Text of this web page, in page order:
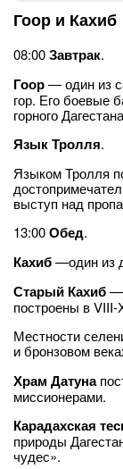
Гоор и Кахиб
08:00Завтрак.
Гоор— один из
гор. Его боевые
горного
Язык Тролля.
Языком Тролля
выступ над
13:00Обед.
Кахиб—один из
Старый Кахиб—
построены в VIII-
Местности
и бронзовом
Храм Датуна
миссионерами.
Карадахская
природы
чудес».